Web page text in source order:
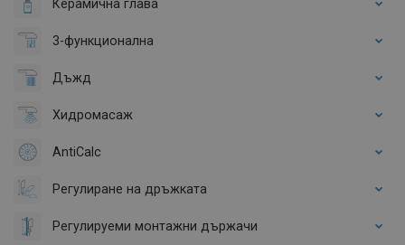
Керамична глава
3-функционална
Дъжд
Хидромасаж
AntiCalc
Регулиране на дръжката
Регулируеми монтажни държачи